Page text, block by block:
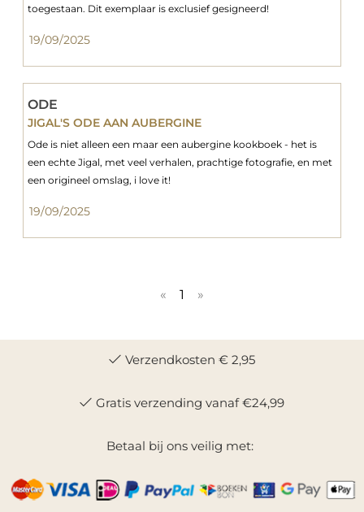
toegestaan. Dit exemplaar is exclusief gesigneerd!
19/09/2025
ODE
JIGAL'S ODE AAN AUBERGINE
Ode is niet alleen een maar een aubergine kookboek - het is
een echte Jigal, met veel verhalen, prachtige fotografie, en met
een origineel omslag, i love it!
19/09/2025
« 1 »
Verzendkosten € 2,95
Gratis verzending vanaf €24,99
Betaal bij ons veilig met: